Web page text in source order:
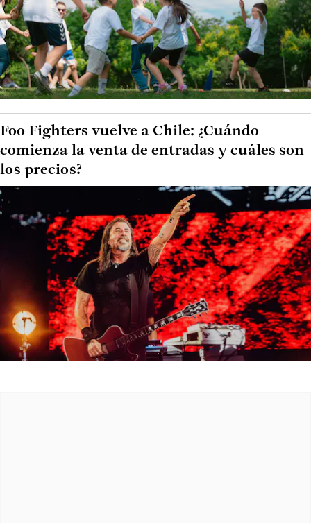
Foo Fighters vuelve a Chile: ¿Cuándo
comienza la venta de entradas y cuáles son
los precios?